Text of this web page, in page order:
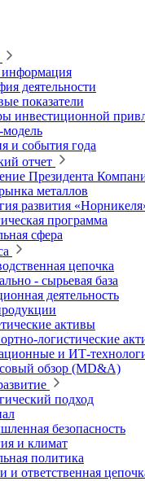
деятельности
показатели
инвестиционной
модель
и события года
отчет
Президента
металлов
развития
программа
сфера
цепочка
‑ сырьевая база
деятельность
активы
логистические
и
обзор (MD&A)
подход
безопасность
и климат
политика
и ответственная